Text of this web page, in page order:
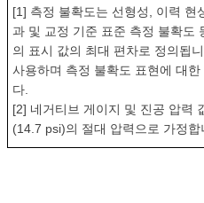
[1] 측정 불확도는 선형성, 이력 현
과 및 교정 기준 표준 측정 불확도
의 표시 값의 최대 편차로 정의됩
사용하며 측정 불확도 표현에 대
다.
[2] 네거티브 게이지 및 진공 압력
(14.7 psi)의 절대 압력으로 가정합